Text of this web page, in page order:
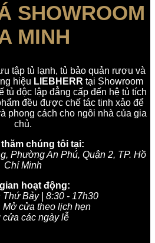
SHOWROOM
MINH
tập tủ lạnh, tủ bảo quản rượu và
hiệu LIEBHERR tại Showroom
tủ độc lập đẳng cấp đến hệ tủ tích
đều được chế tác tinh xảo để
phong cách cho ngôi nhà của gia
chủ.
thăm chúng tôi tại:
Phường An Phú, Quận 2, TP. Hồ
Chí Minh
hoạt động:
Bảy | 8:30 - 17h30
Mở cửa theo lịch hẹn
các ngày lễ